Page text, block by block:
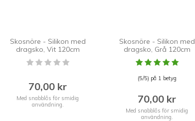
Skosnöre - Silikon med
dragsko, Vit 120cm
70,00 kr
Med snabblås för smidig
användning.
Skosnöre - Silikon med
dragsko, Grå 120cm
(5/5) på 1 betyg
70,00 kr
Med snabblås för smidig
användning.